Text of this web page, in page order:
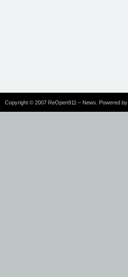
Copyright © 2007 ReOpen911 – News. Powered by